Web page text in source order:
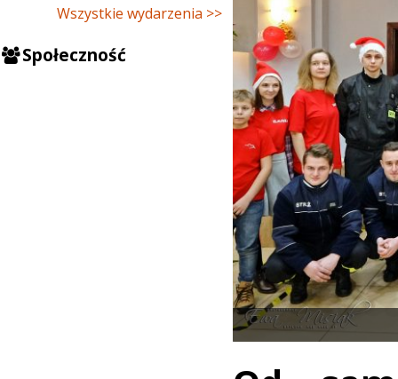
Wszystkie wydarzenia >>
Społeczność